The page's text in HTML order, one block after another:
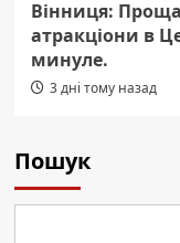
Вінниця:
атракціони в
минуле.
3 дні тому назад
Пошук